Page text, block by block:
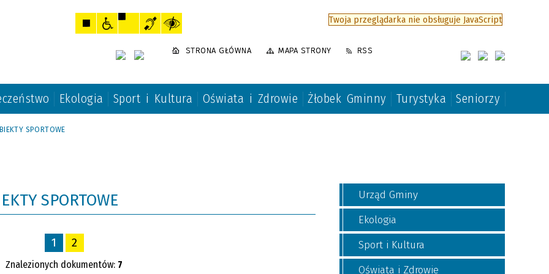
Twoja przeglądarka nie obsługuje JavaScript
STRONA GŁÓWNA MAPA STRONY RSS
Ekologia Sport i Kultura Oświata i Zdrowie Żłobek Gminny Turystyka Seniorzy
SPORTOWE
SPORTOWE
1 2
Znalezionych dokumentów: 7
Urząd Gminy
Ekologia
Sport i Kultura
Oświata i Zdrowie